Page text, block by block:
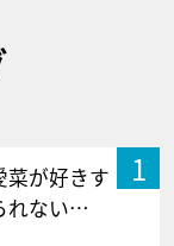
1
菜が好きす
れない…